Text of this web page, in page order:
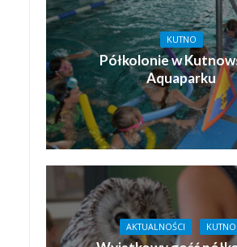
KUTNO
Półkolonie w
Aquaparku
AKTUALNOŚCI KUTNO